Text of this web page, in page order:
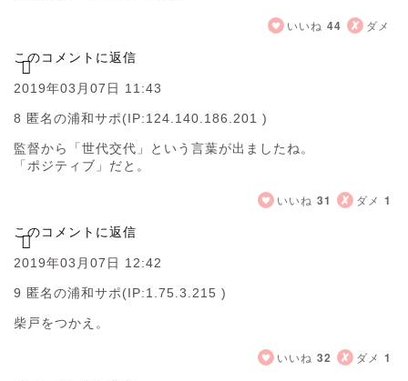
いいね 44 ダメ
このコメントに返信
2019年03月07日 11:43
8 匿名の浦和サポ(IP:124.140.186.201 )
監督から「世代交代」という言葉が出ましたね。
「ポジティブ」だと。
いいね 31 ダメ 1
このコメントに返信
2019年03月07日 12:42
9 匿名の浦和サポ(IP:1.75.3.215 )
柴戸をつかえ。
いいね 32 ダメ 1